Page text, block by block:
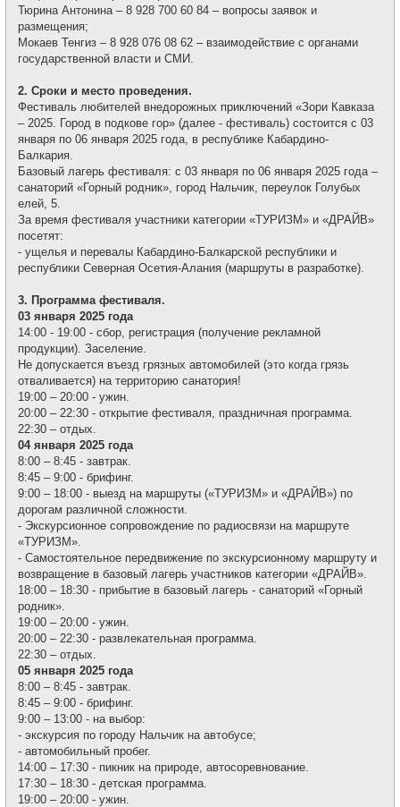
Тюрина Антонина – 8 928 700 60 84 – вопросы заявок и
размещения;
Мокаев Тенгиз – 8 928 076 08 62 – взаимодействие с органами
государственной власти и СМИ.
2. Сроки и место проведения.
Фестиваль любителей внедорожных приключений «Зори Кавказа
– 2025. Город в подкове гор» (далее - фестиваль) состоится с 03
января по 06 января 2025 года, в республике Кабардино-
Балкария.
Базовый лагерь фестиваля: с 03 января по 06 января 2025 года –
санаторий «Горный родник», город Нальчик, переулок Голубых
елей, 5.
За время фестиваля участники категории «ТУРИЗМ» и «ДРАЙВ»
посетят:
- ущелья и перевалы Кабардино-Балкарской республики и
республики Северная Осетия-Алания (маршруты в разработке).
3. Программа фестиваля.
03 января 2025 года
14:00 - 19:00 - сбор, регистрация (получение рекламной
продукции). Заселение.
Не допускается въезд грязных автомобилей (это когда грязь
отваливается) на территорию санатория!
19:00 – 20:00 - ужин.
20:00 – 22:30 - открытие фестиваля, праздничная программа.
22:30 – отдых.
04 января 2025 года
8:00 – 8:45 - завтрак.
8:45 – 9:00 - брифинг.
9:00 – 18:00 - выезд на маршруты («ТУРИЗМ» и «ДРАЙВ») по
дорогам различной сложности.
- Экскурсионное сопровождение по радиосвязи на маршруте
«ТУРИЗМ».
- Самостоятельное передвижение по экскурсионному маршруту и
возвращение в базовый лагерь участников категории «ДРАЙВ».
18:00 – 18:30 - прибытие в базовый лагерь - санаторий «Горный
родник».
19:00 – 20:00 - ужин.
20:00 – 22:30 - развлекательная программа.
22:30 – отдых.
05 января 2025 года
8:00 – 8:45 - завтрак.
8:45 – 9:00 - брифинг.
9:00 – 13:00 - на выбор:
- экскурсия по городу Нальчик на автобусе;
- автомобильный пробег.
14:00 – 17:30 - пикник на природе, автосоревнование.
17:30 – 18:30 - детская программа.
19:00 – 20:00 - ужин.